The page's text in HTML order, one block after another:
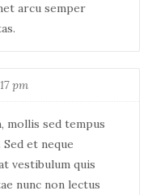
arcu semper
pm
mollis sed tempus
et neque
vestibulum quis
nunc non lectus